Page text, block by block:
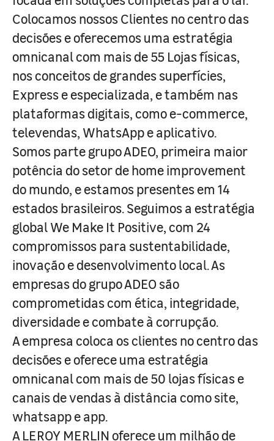
Colocamos nossos Clientes no centro das
decisões e oferecemos uma estratégia
omnicanal com mais de 55 Lojas físicas,
nos conceitos de grandes superfícies,
Express e especializada, e também nas
plataformas digitais, como e-commerce,
televendas, WhatsApp e aplicativo.
Somos parte grupo ADEO, primeira maior
potência do setor de home improvement
do mundo, e estamos presentes em 14
estados brasileiros. Seguimos a estratégia
global We Make It Positive, com 24
compromissos para sustentabilidade,
inovação e desenvolvimento local. As
empresas do grupo ADEO são
comprometidas com ética, integridade,
diversidade e combate à corrupção.
A empresa coloca os clientes no centro das
decisões e oferece uma estratégia
omnicanal com mais de 50 lojas físicas e
canais de vendas à distância como site,
whatsapp e app.
A LEROY MERLIN oferece um milhão de